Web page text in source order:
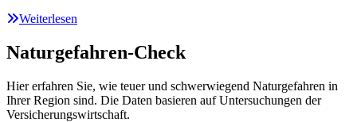
Weiterlesen
Naturgefahren-Check
Hier erfahren Sie, wie teuer und schwerwiegend Naturgefahren in
Ihrer Region sind. Die Daten basieren auf Untersuchungen der
Versicherungswirtschaft.